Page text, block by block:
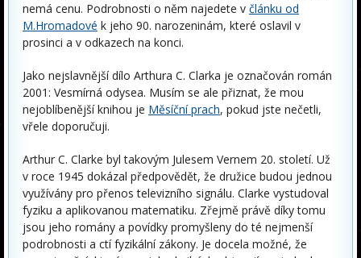
nemá cenu. Podrobnosti o něm najedete v článku od
M.Hromadové k jeho 90. narozeninám, které oslavil v
prosinci a v odkazech na konci.
Jako nejslavnější dílo Arthura C. Clarka je označován román
2001: Vesmírná odysea. Musím se ale přiznat, že mou
nejoblíbenější knihou je Měsíční prach, pokud jste nečetli,
vřele doporučuji.
Arthur C. Clarke byl takovým Julesem Vernem 20. století. Už
v roce 1945 dokázal předpovědět, že družice budou jednou
využívány pro přenos televizního signálu. Clarke vystudoval
fyziku a aplikovanou matematiku. Zřejmě právě díky tomu
jsou jeho romány a povídky promyšleny do té nejmenší
podrobnosti a ctí fyzikální zákony. Je docela možné, že